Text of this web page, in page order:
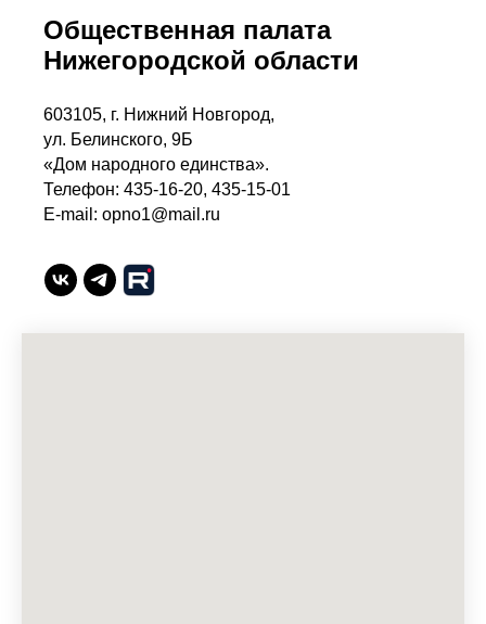
Общественная палата
Нижегородской области
603105, г. Нижний Новгород,
ул. Белинского, 9Б
«Дом народного единства».
Телефон: 435-16-20, 435-15-01
E-mail: opno1@mail.ru